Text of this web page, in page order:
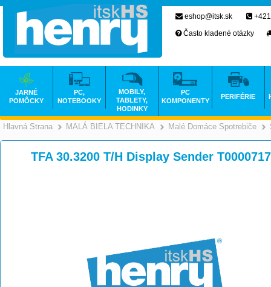
Hlavná Strana >
MALÁ BIELA TECHNIKA >
Malé Domáce Spotrebiče
TFA 30.3200 T/H Display Sender
eshop@itsk.sk
Často kladené otázky
JARNÉ
POMÔCKY
PC,
NOTEBOOKY
MOBILY,
TABLETY,
HODINKY
PC
KOMPONENTY
PERIFÉRIE